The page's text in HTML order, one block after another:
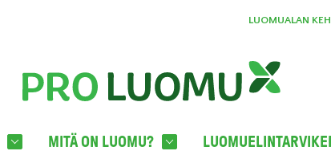
LUOMUALAN
MITÄ ON LUOMU?